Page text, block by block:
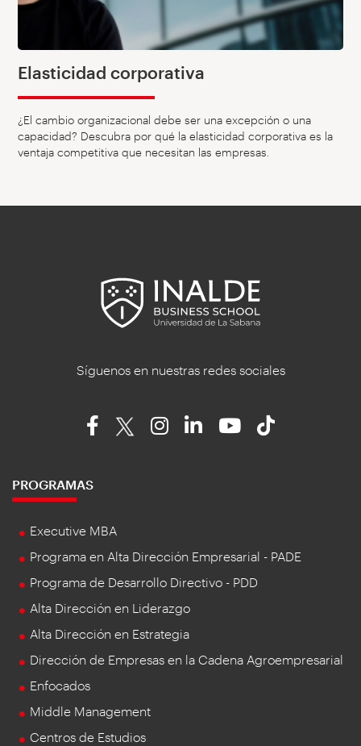
Elasticidad corporativa
¿El cambio organizacional debe ser una excepción o una
capacidad? Descubra por qué la elasticidad corporativa es la
ventaja competitiva que necesitan las empresas.
Síguenos en nuestras redes sociales
PROGRAMAS
Executive MBA
Programa en Alta Dirección Empresarial - PADE
Programa de Desarrollo Directivo - PDD
Alta Dirección en Liderazgo
Alta Dirección en Estrategia
Dirección de Empresas en la Cadena Agroempresarial
Enfocados
Middle Management
Centros de Estudios